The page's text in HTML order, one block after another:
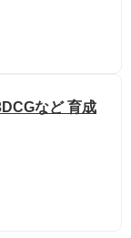
など 育成